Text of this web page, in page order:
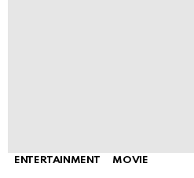
ENTERTAINMENT MOVIE